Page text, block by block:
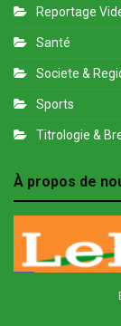
Reportage
Santé
Societe &
Sports
Titrologie &
À propos de